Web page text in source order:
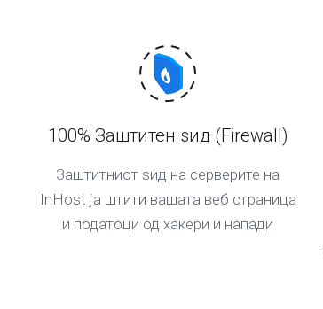
100% Заштитен ѕид (Firewall)
Заштитниот ѕид на серверите на
InHost ја штити вашата веб страница
и податоци од хакери и напади